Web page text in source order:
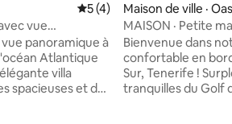
Note moyenne de 5 sur 5,
5 (4)
vue
panoramique à
Atlantique
villa
spacieuses et de
Maison de ville ·
MAISON · Petite
del Sur
Bienvenue dans
confortable en
Sur, Tenerife !
tranquilles du Golf